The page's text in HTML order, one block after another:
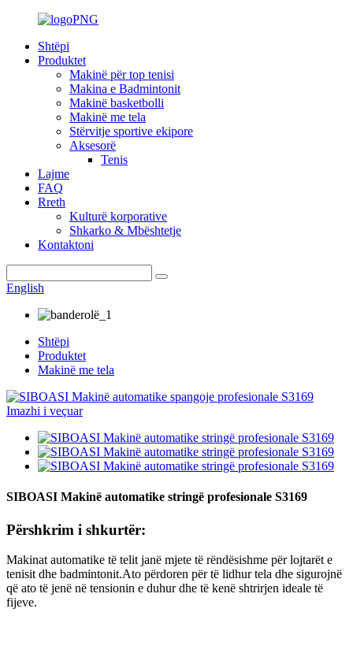
Shtëpi
Produktet
Makinë për top tenisi
Makina e Badmintonit
Makinë basketbolli
Makinë me tela
Stërvitje sportive ekipore
Aksesorë
Tenis
Lajme
FAQ
Rreth
Kulturë korporative
Shkarko & Mbështetje
Kontaktoni
English
Shtëpi
Produktet
Makinë me tela
SIBOASI Makinë automatike stringë profesionale S3169
Përshkrim i shkurtër:
Makinat automatike të telit janë mjete të rëndësishme për lojtarët e
tenisit dhe badmintonit.Ato përdoren për të lidhur tela dhe sigurojnë
që ato të jenë në tensionin e duhur dhe të kenë shtrirjen ideale të
fijeve.